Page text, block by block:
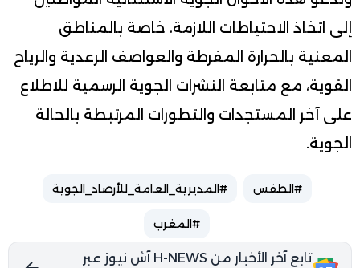
إلى اتخاذ الاحتياطات اللازمة، خاصة بالمناطق
المعنية بالحرارة المفرطة والعواصف الرعدية والرياح
القوية، مع متابعة النشرات الجوية الرسمية للاطلاع
على آخر المستجدات والتطورات المرتبطة بالحالة
الجوية.
#الطقس #المديرية_العامة_للأرصاد_الجوية
#المغرب
تابع آخر الأخبار من H-NEWS آش نيوز عبر